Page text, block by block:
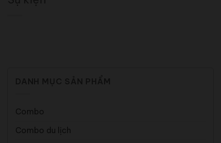
Combo
Combo du lịch